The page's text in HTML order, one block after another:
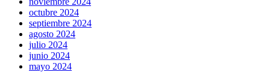
octubre 2024
septiembre 2024
agosto 2024
julio 2024
junio 2024
mayo 2024